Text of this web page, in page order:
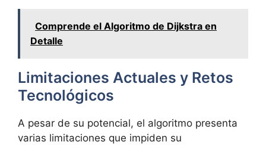
Comprende el Algoritmo de Dijkstra en
Detalle
Limitaciones Actuales y Retos
Tecnológicos
A pesar de su potencial, el algoritmo presenta
varias limitaciones que impiden su